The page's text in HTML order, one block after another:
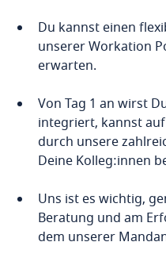
Du kannst einen
unserer Workation
erwarten.
Von Tag 1 an wirst
integriert, kannst
durch unsere
Deine Kolleg:innen
Uns ist es wichtig,
Beratung und am
dem unserer